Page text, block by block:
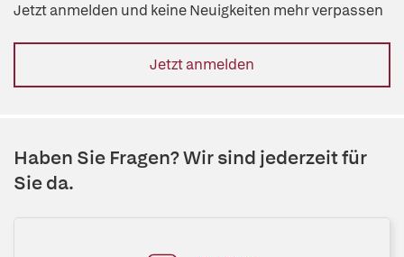
Jetzt anmelden und keine Neuigkeiten mehr verpassen
Jetzt anmelden
Haben Sie Fragen? Wir sind jederzeit für
Sie da.